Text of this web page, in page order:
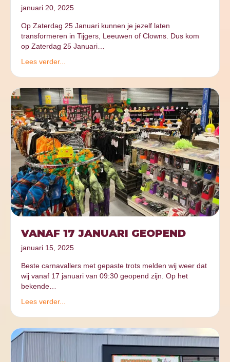
januari 20, 2025
Op Zaterdag 25 Januari kunnen je jezelf laten
transformeren in Tijgers, Leeuwen of Clowns. Dus kom
op Zaterdag 25 Januari…
Lees verder...
VANAF 17 JANUARI GEOPEND
januari 15, 2025
Beste carnavallers met gepaste trots melden wij weer dat
wij vanaf 17 januari van 09:30 geopend zijn. Op het
bekende…
Lees verder...